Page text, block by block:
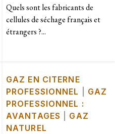
Quels sont les fabricants de
cellules de séchage français et
étrangers ?...
GAZ EN CITERNE
PROFESSIONNEL
GAZ
PROFESSIONNEL :
AVANTAGES
GAZ
NATUREL